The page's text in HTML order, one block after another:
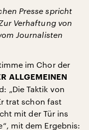
Presse spricht
Verhaftung von
Journalisten
im Chor der
ALLGEMEINEN
„Die Taktik von
trat schon fast
mit der Tür ins
mit dem Ergebnis: